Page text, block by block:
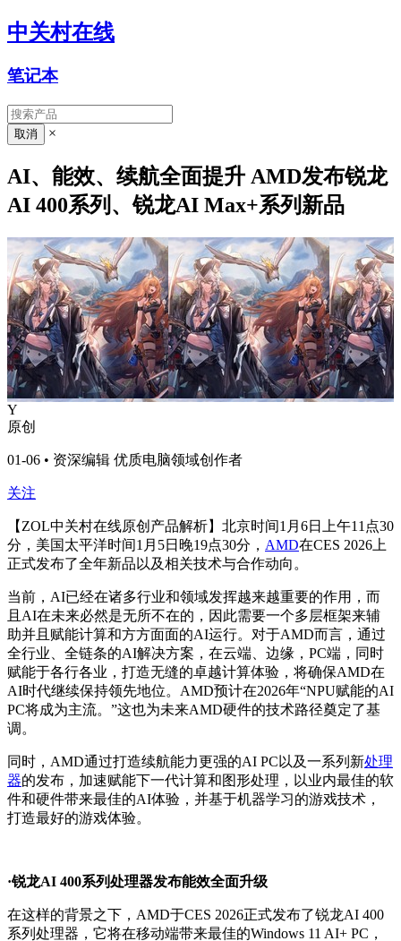
中关村在线
笔记本
×
AI、能效、续航全面提升 AMD发布锐龙
AI 400系列、锐龙AI Max+系列新品
Y
原创
01-06 • 资深编辑 优质电脑领域创作者
关注
【ZOL中关村在线原创产品解析】北京时间1月6日上午11点30
分，美国太平洋时间1月5日晚19点30分， AMD在CES 2026上
正式发布了全年新品以及相关技术与合作动向。
当前，AI已经在诸多行业和领域发挥越来越重要的作用，而
且AI在未来必然是无所不在的，因此需要一个多层框架来辅
助并且赋能计算和方方面面的AI运行。对于AMD而言，通过
全行业、全链条的AI解决方案，在云端、边缘，PC端，同时
赋能于各行各业，打造无缝的卓越计算体验，将确保AMD在
AI时代继续保持领先地位。AMD预计在2026年“NPU赋能的AI
PC将成为主流。”这也为未来AMD硬件的技术路径奠定了基
调。
同时，AMD通过打造续航能力更强的AI PC以及一系列新处理
器的发布，加速赋能下一代计算和图形处理，以业内最佳的软
件和硬件带来最佳的AI体验，并基于机器学习的游戏技术，
打造最好的游戏体验。
·锐龙AI 400系列处理器发布能效全面升级
在这样的背景之下，AMD于CES 2026正式发布了锐龙AI 400
系列处理器，它将在移动端带来最佳的Windows 11 AI+ PC，